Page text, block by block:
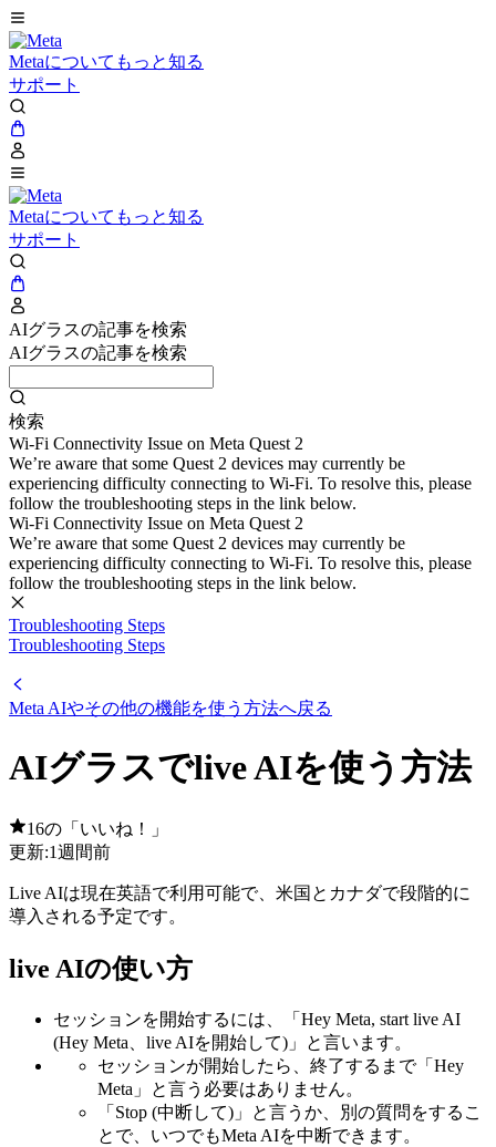
Metaについてもっと知る
サポート
Metaについてもっと知る
サポート
AIグラスの記事を検索
AIグラスの記事を検索
検索
Wi-Fi Connectivity Issue on Meta Quest 2
We’re aware that some Quest 2 devices may currently be
experiencing difficulty connecting to Wi-Fi. To resolve this, please
follow the troubleshooting steps in the link below.
Wi-Fi Connectivity Issue on Meta Quest 2
We’re aware that some Quest 2 devices may currently be
experiencing difficulty connecting to Wi-Fi. To resolve this, please
follow the troubleshooting steps in the link below.
Troubleshooting Steps
Troubleshooting Steps
Meta AIやその他の機能を使う方法へ戻る
AIグラスでlive AIを使う方法
16の「いいね！」
更新:1週間前
Live AIは現在英語で利用可能で、米国とカナダで段階的に
導入される予定です。
live AIの使い方
セッションを開始するには、「Hey Meta, start live AI
(Hey Meta、live AIを開始して)」と言います。
セッションが開始したら、終了するまで「Hey
Meta」と言う必要はありません。
「Stop (中断して)」と言うか、別の質問をするこ
とで、いつでもMeta AIを中断できます。